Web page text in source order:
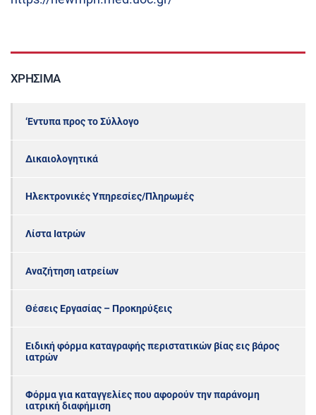
ΧΡΉΣΙΜΑ
‘Εντυπα προς το Σύλλογο
Δικαιολογητικά
Ηλεκτρονικές Υπηρεσίες/Πληρωμές
Λίστα Ιατρών
Αναζήτηση ιατρείων
Θέσεις Εργασίας – Προκηρύξεις
Ειδική φόρμα καταγραφής περιστατικών βίας εις βάρος
ιατρών
Φόρμα για καταγγελίες που αφορούν την παράνομη
ιατρική διαφήμιση